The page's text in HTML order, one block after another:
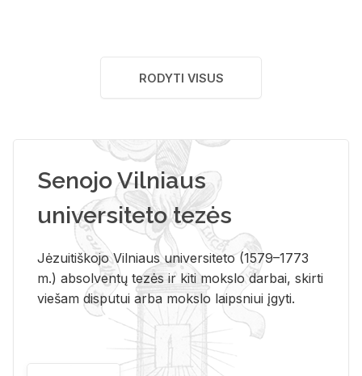
RODYTI VISUS
Senojo Vilniaus
universiteto tezės
Jėzuitiškojo Vilniaus universiteto (1579–1773
m.) absolventų tezės ir kiti mokslo darbai, skirti
viešam disputui arba mokslo laipsniui įgyti.